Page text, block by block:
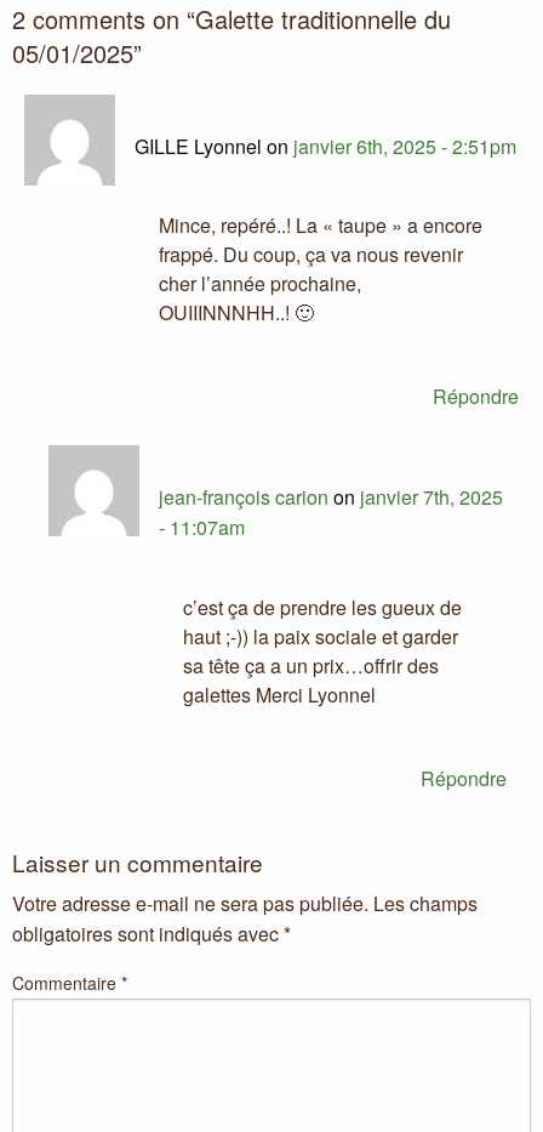
2 comments on “Galette traditionnelle du
05/01/2025”
GILLE Lyonnel on janvier 6th, 2025 - 2:51pm
Mince, repéré..! La « taupe » a encore
frappé. Du coup, ça va nous revenir
cher l’année prochaine,
OUIIINNNHH..! 🙂
Répondre
jean-françois carion on janvier 7th, 2025
- 11:07am
c’est ça de prendre les gueux de
haut ;-)) la paix sociale et garder
sa tête ça a un prix…offrir des
galettes Merci Lyonnel
Répondre
Laisser un commentaire
Votre adresse e-mail ne sera pas publiée. Les champs
obligatoires sont indiqués avec*
Commentaire *